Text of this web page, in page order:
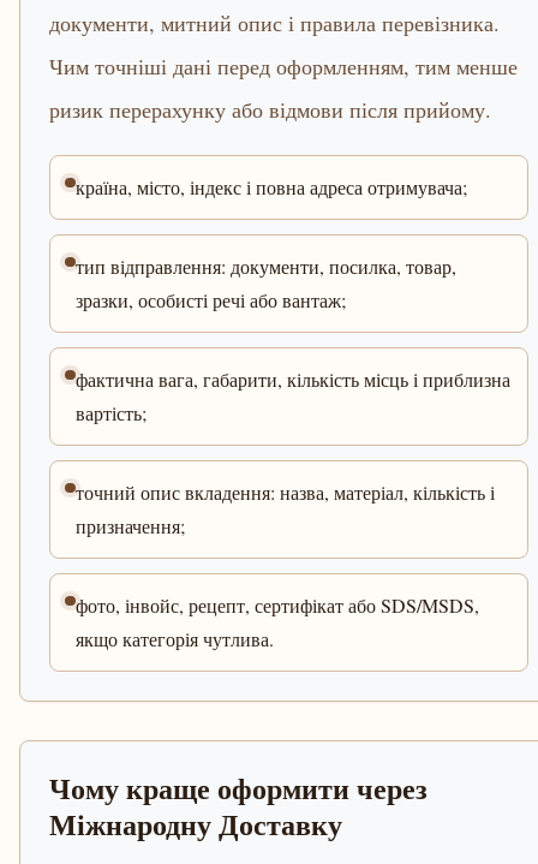
документи, митний опис і правила перевізника.
Чим точніші дані перед оформленням, тим менше
ризик перерахунку або відмови після прийому.
країна, місто, індекс і повна адреса отримувача;
тип відправлення: документи, посилка, товар,
зразки, особисті речі або вантаж;
фактична вага, габарити, кількість місць і приблизна
вартість;
точний опис вкладення: назва, матеріал, кількість і
призначення;
фото, інвойс, рецепт, сертифікат або SDS/MSDS,
якщо категорія чутлива.
Чому краще оформити через
Міжнародну Доставку